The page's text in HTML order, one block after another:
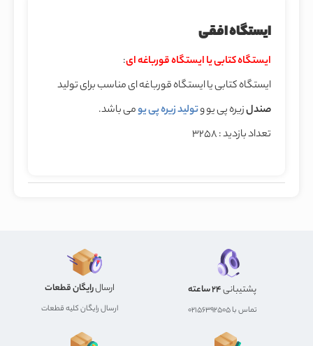
ایستگاه افقی
ایستگاه کتابی یا ایستگاه قورباغه ای:
ایستگاه کتابی یا ایستگاه قورباغه ای مناسب برای تولید
صندلزیره پی یو وتولید زیره پی یومی باشد.
تعداد بازدید : 3258
پشتیبانی24 ساعته
تماس با 02156392505
ارسالرایگان قطعات
ارسال رایگان کلیه قطعات